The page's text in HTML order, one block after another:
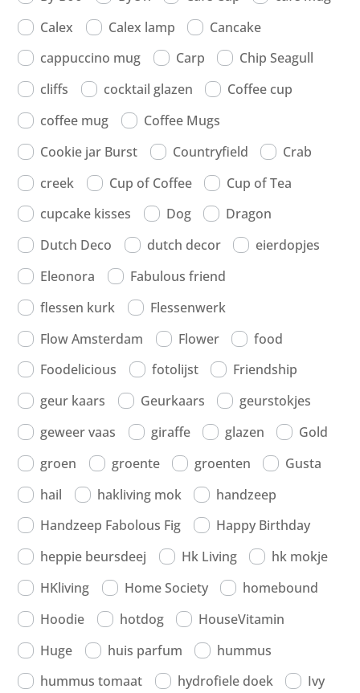
Calex
Calex lamp
Cancake
cappuccino mug
Carp
Chip Seagull
cliffs
cocktail glazen
Coffee cup
coffee mug
Coffee Mugs
Cookie jar Burst
Countryfield
Crab
creek
Cup of Coffee
Cup of Tea
cupcake kisses
Dog
Dragon
Dutch Deco
dutch decor
eierdopjes
Eleonora
Fabulous friend
flessen kurk
Flessenwerk
Flow Amsterdam
Flower
food
Foodelicious
fotolijst
Friendship
geur kaars
Geurkaars
geurstokjes
geweer vaas
giraffe glazen
Gold
groen
groente groenten
Gusta
hail
hakliving mok
handzeep
Handzeep Fabolous Fig
Happy Birthday
heppie beursdeej
Hk Living
hk mokje
HKliving
Home Society
homebound
Hoodie
hotdog
HouseVitamin
Huge
huis parfum
hummus
hummus tomaat
hydrofiele doek
Ivy